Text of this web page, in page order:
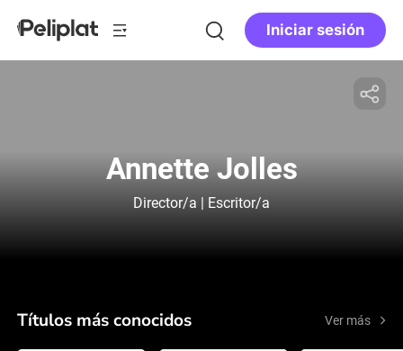
Iniciar sesión
Annette Jolles
Director/a | Escritor/a
Títulos más conocidos Ver más